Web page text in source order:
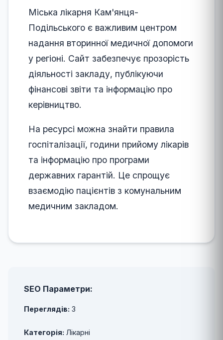
Міська лікарня Кам'янця-
Подільського є важливим центром
надання вторинної медичної допомоги
у регіоні. Сайт забезпечує прозорість
діяльності закладу, публікуючи
фінансові звіти та інформацію про
керівництво.
На ресурсі можна знайти правила
госпіталізації, години прийому лікарів
та інформацію про програми
державних гарантій. Це спрощує
взаємодію пацієнтів з комунальним
медичним закладом.
SEO Параметри:
Переглядів: 3
Категорія: Лікарні